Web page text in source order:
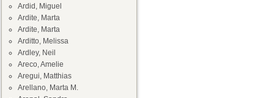
Ardid, Miguel
Ardite, Marta
Ardite, Marta
Arditto, Melissa
Ardley, Neil
Areco, Amelie
Aregui, Matthias
Arellano, Marta M.